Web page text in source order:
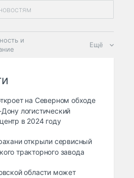
и
Ещё
на Северном обходе
логистический
в 2024 году
открыли сервисный
тракторного завода
области может